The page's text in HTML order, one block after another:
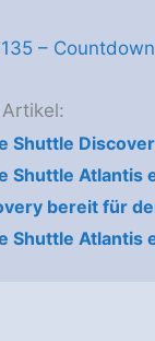
–
Shuttle
Shuttle
bereit für
Shuttle